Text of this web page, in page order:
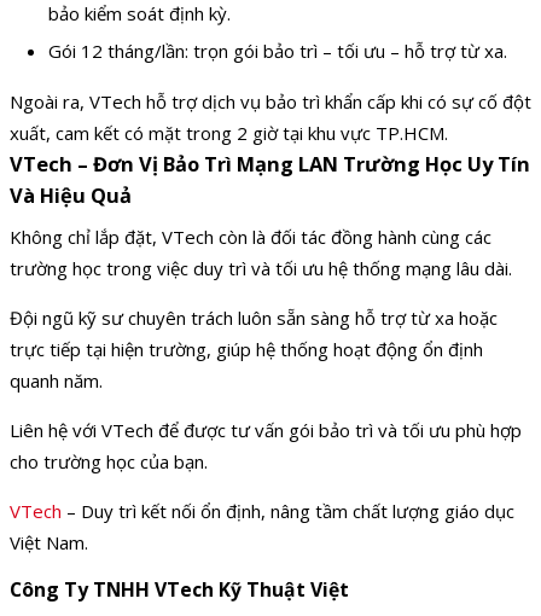
bảo kiểm soát định kỳ.
Gói 12 tháng/lần: trọn gói bảo trì – tối ưu – hỗ trợ từ xa.
Ngoài ra, VTech hỗ trợ dịch vụ bảo trì khẩn cấp khi có sự cố đột
xuất, cam kết có mặt trong 2 giờ tại khu vực TP.HCM.
VTech – Đơn Vị Bảo Trì Mạng LAN Trường Học Uy Tín
Và Hiệu Quả
Không chỉ lắp đặt, VTech còn là đối tác đồng hành cùng các
trường học trong việc duy trì và tối ưu hệ thống mạng lâu dài.
Đội ngũ kỹ sư chuyên trách luôn sẵn sàng hỗ trợ từ xa hoặc
trực tiếp tại hiện trường, giúp hệ thống hoạt động ổn định
quanh năm.
Liên hệ với VTech để được tư vấn gói bảo trì và tối ưu phù hợp
cho trường học của bạn.
VTech – Duy trì kết nối ổn định, nâng tầm chất lượng giáo dục
Việt Nam.
Công Ty TNHH VTech Kỹ Thuật Việt